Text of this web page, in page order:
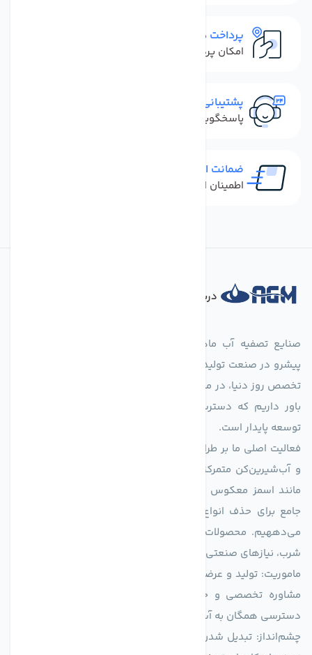
پرداخت در محل
امکان پرداخت کل فاکتور در محل
پشتیبانی سریع
پاسخگویی سریع به تماس‌ها و پیام‌ها
ضمانت اصل بودن کالا
اطمینان از خرید کالای اورجینال
درباره فروشگاه
پیشرو در صنعت تولید تجهیزات تصفیه آب، با تکیه بر دانش فنی و
تخصص روز دنیا، در مسیر تأمین آب سالم و پایدار گام برمی‌دارد. ما
باور داریم که دسترسی به آب پاک، یک حق اساسی و زیربنای
توسعه پایدار است.
فعالیت اصلی ما بر طراحی و تولید سیستم‌های پیشرفته تصفیه آب
و آب‌شیرین‌کن متمرکز است. ما با بهره‌گیری از فناوری‌های نوین
جامع برای حذف انواع آلاینده‌ها، املاح و نمک از منابع آبی ارائه
می‌دههیم. محصولات ما برای مصارف متنوعی از جمله تأمین آب
شرب، نیازهای صنعتی و کشاورزی طراحی و بهینه‌سازی شده‌اند.
ماموریت: تولید و عرضه محصولاتی با بالاترین استاندارد کیفی، ارائه
مشاوره تخصصی و خدمات پس از فروش مطمئن برای تضمین
دسترسی همگان به آب پاک و سالم.
چشم‌انداز: تبدیل شدن به انتخاب اول صنایع و مصرف‌کنندگان در